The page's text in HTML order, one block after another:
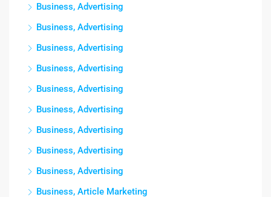
Business, Advertising
Business, Advertising
Business, Advertising
Business, Advertising
Business, Advertising
Business, Advertising
Business, Advertising
Business, Advertising
Business, Advertising
Business, Article Marketing